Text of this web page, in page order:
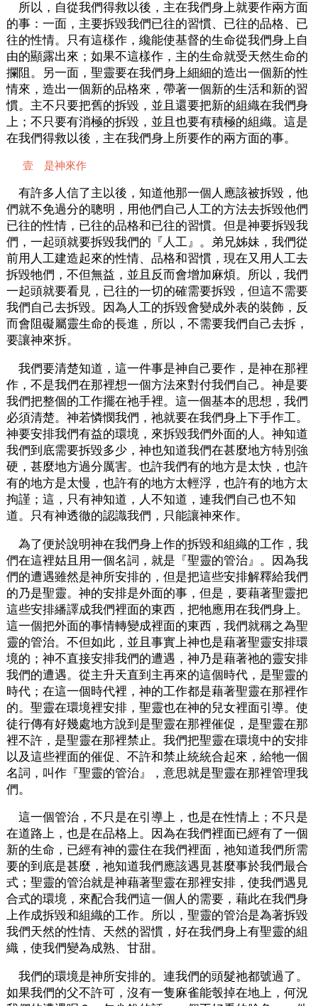
所以，自從我們得救以後，主在我們身上就要作兩方面
的事：一面，主要拆毀我們已往的習慣、已往的品格、已
往的性情。只有這樣作，纔能使基督的生命從我們身上自
由的顯露出來；如果不這樣作，主的生命就受天然生命的
攔阻。另一面，聖靈要在我們身上細細的造出一個新的性
情來，造出一個新的品格來，帶著一個新的生活和新的習
慣。主不只要把舊的拆毀，並且還要把新的組織在我們身
上；不只要有消極的拆毀，並且也要有積極的組織。這是
在我們得救以後，主在我們身上所要作的兩方面的事。
壹 是神來作
有許多人信了主以後，知道他那一個人應該被拆毀，他
們就不免過分的聰明，用他們自己人工的方法去拆毀他們
已往的性情，已往的品格和已往的習慣。但是神要拆毀我
們，一起頭就要拆毀我們的『人工』。弟兄姊妹，我們從
前用人工建造起來的性情、品格和習慣，現在又用人工去
拆毀牠們，不但無益，並且反而會增加麻煩。所以，我們
一起頭就要看見，已往的一切的確需要拆毀，但這不需要
我們自己去拆毀。因為人工的拆毀會變成外表的裝飾，反
而會阻礙屬靈生命的長進，所以，不需要我們自己去拆，
要讓神來拆。
我們要清楚知道，這一件事是神自己要作，是神在那裡
作，不是我們在那裡想一個方法來對付我們自己。神是要
我們把整個的工作擺在祂手裡。這一個基本的思想，我們
必須清楚。神若憐憫我們，祂就要在我們身上下手作工。
神要安排我們有益的環境，來拆毀我們外面的人。神知道
我們到底需要拆毀多少，神也知道我們在甚麼地方特別強
硬，甚麼地方過分厲害。也許我們有的地方是太快，也許
有的地方是太慢，也許有的地方太輕浮，也許有的地方太
拘謹；這，只有神知道，人不知道，連我們自己也不知
道。只有神透徹的認識我們，只能讓神來作。
為了便於說明神在我們身上作的拆毀和組織的工作，我
們在這裡姑且用一個名詞，就是『聖靈的管治』。因為我
們的遭遇雖然是神所安排的，但是把這些安排解釋給我們
的乃是聖靈。神的安排是外面的事，但是，要藉著聖靈把
這些安排繙譯成我們裡面的東西，把牠應用在我們身上。
這一個把外面的事情轉變成裡面的東西，我們就稱之為聖
靈的管治。不但如此，並且事實上神也是藉著聖靈安排環
境的；神不直接安排我們的遭遇，神乃是藉著祂的靈安排
我們的遭遇。從主升天直到主再來的這個時代，是聖靈的
時代；在這一個時代裡，神的工作都是藉著聖靈在那裡作
的。聖靈在環境裡安排，聖靈也在神的兒女裡面引導。使
徒行傳有好幾處地方說到是聖靈在那裡催促，是聖靈在那
裡不許，是聖靈在那裡禁止。我們把聖靈在環境中的安排
以及這些裡面的催促、不許和禁止統統合起來，給牠一個
名詞，叫作『聖靈的管治』，意思就是聖靈在那裡管理我
們。
這一個管治，不只是在引導上，也是在性情上；不只是
在道路上，也是在品格上。因為在我們裡面已經有了一個
新的生命，已經有神的靈住在我們裡面，祂知道我們所需
要的到底是甚麼，祂知道我們應該遇見甚麼事於我們最合
式；聖靈的管治就是神藉著聖靈在那裡安排，使我們遇見
合式的環境，來配合我們這一個人的需要，藉此在我們身
上作成拆毀和組織的工作。所以，聖靈的管治是為著拆毀
我們天然的性情、天然的習慣，好在我們身上有聖靈的組
織，使我們變為成熟、甘甜。
我們的環境是神所安排的。連我們的頭髮祂都號過了。
如果我們的父不許可，沒有一隻麻雀能彀掉在地上，何況